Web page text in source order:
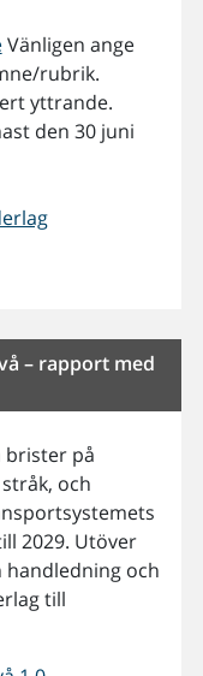
Vänligen ange
rubrik.
yttrande.
den 30 juni
– rapport med
brister på
och
2029. Utöver
handledning och
till